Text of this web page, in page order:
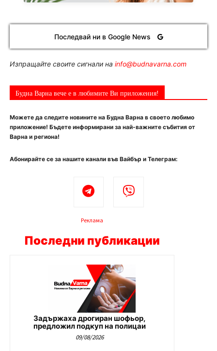
Последвай ни в Google News
Изпращайте своите сигнали на info@budnavarna.com
Будна Варна вече е в любимите Ви приложения!
Можете да следите новините на Будна Варна в своето любимо
приложение! Бъдете информирани за най-важните събития от
Варна и региона!
Абонирайте се за нашите канали във Вайбър и Телеграм:
Реклама
Последни публикации
Задържаха дрогиран шофьор,
предложил подкуп на полицаи
09/08/2026